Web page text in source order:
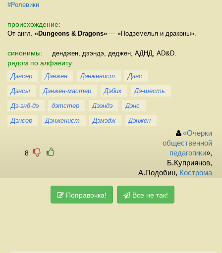
#Ролевики
происхождение:
От англ. «Dungeons & Dragons» — «Подземелья и драконы».
синонимы: денджен, дээндэ, деджен, АДНД, AD&D.
рядом по алфавиту:
Дэнсер Дэнжен Дэнженист
Дэнс
Дэнсы
Дэнжен-мастер Дэбик
Дэ-шесть
Дэ-энд-дэ
дэтстер Дээндэ
Дэнс
Дэнсер
Дэнженист Дэмэдж Дэнжен
8
«Очерки
общественной
педагогики»,
Б.Куприянов,
А.Подобин, Кострома
Поправочка! Все не так!